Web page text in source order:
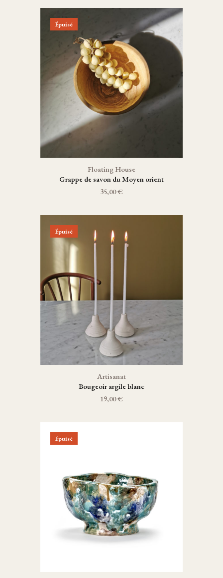
Épuisé
Floating House
Grappe de savon du Moyen orient
35,00 €
Épuisé
Artisanat
Bougeoir argile blanc
19,00 €
Épuisé